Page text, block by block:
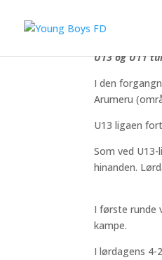
U13 og U11
I den
Arumeru
U13 ligaen
Som ved
hinanden.
I første runde
kampe.
I lørdagens 4-